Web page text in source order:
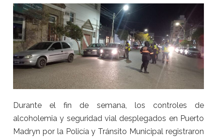
Durante el fin de semana, los controles de
alcoholemia y seguridad vial desplegados en Puerto
Madryn por la Policía y Tránsito Municipal registraron